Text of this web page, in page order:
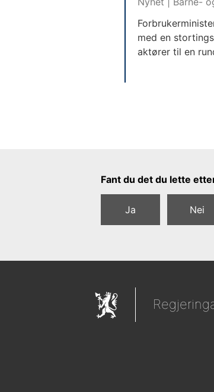
med en
aktører til en
Tilbakemeldingsskjema
Fant du det du lette
Ja Nei